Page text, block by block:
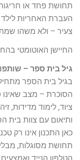
תחושת פחד או
העברת האחריות
צעיר – ולא משהו
החיישן האוטומטי
גיל בית ספר –
בגיל בית הספר
הסוכרת – מצב שאינו
ציוד, לימוד מדידות,
ותיאום עם צוות בית
כאן התכנון אינו רק
תחושת מסוגלות,